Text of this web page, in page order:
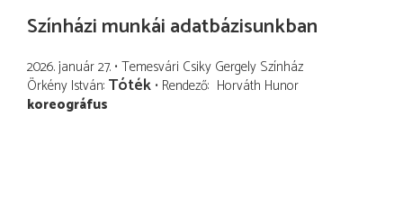
Színházi munkái adatbázisunkban
2026. január 27. Temesvári Csiky Gergely Színház
Örkény István Tóték Rendező Horváth Hunor
koreográfus